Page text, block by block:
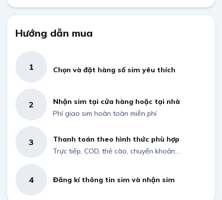
Hướng dẫn mua
1 Chọn và đặt hàng số sim yêu thích
2
Nhận sim tại cửa hàng hoặc tại nhà
Phí giao sim hoàn toàn miễn phí
3
Thanh toán theo hình thức phù hợp
Trực tiếp, COD, thẻ cào, chuyển khoản...
4 Đăng kí thông tin sim và nhận sim